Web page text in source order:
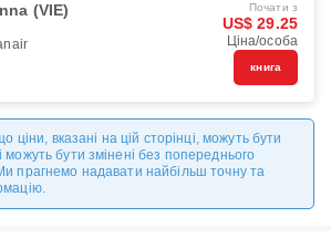
(VIE) Почати з
US$ 29.25
Ціна/особа
книга
ціни, вказані на цій сторінці, можуть бути
можуть бути змінені без попереднього
прагнемо надавати найбільш точну та